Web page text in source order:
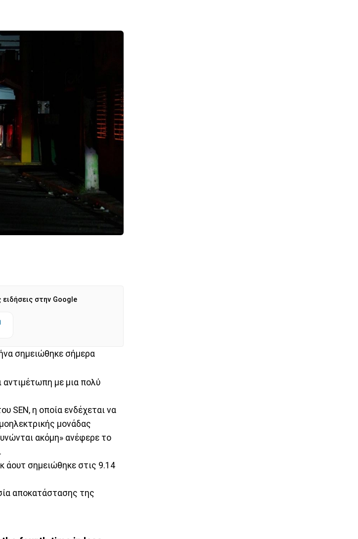
στην Google
σημειώθηκε σήμερα
με μια πολύ
SEN, η οποία ενδέχεται να
μονάδας
ακόμη» ανέφερε το
άουτ σημειώθηκε στις 9.14
αποκατάστασης της